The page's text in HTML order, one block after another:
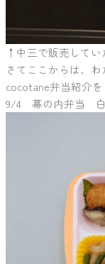
↑中三で販売してい
さてここからは、
cocotane弁当紹介
9/4 幕の内弁当 白